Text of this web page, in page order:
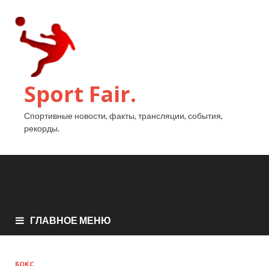
Sport Fair.
Спортивные новости, факты, трансляции, события,
рекорды.
ГЛАВНОЕ МЕНЮ
БОКС